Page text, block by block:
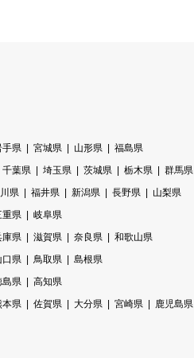
手県 宮城県 山形県
福島県
千葉県 埼玉県 茨城県 栃木県
群馬県
県 福井県 新潟県 長野県
山梨県
重県
岐阜県
庫県 滋賀県 奈良県
和歌山県
口県 鳥取県
島根県
島県
高知県
本県 佐賀県 大分県 宮崎県
鹿児島県